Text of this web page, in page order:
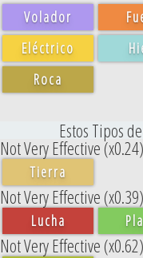
Volador
Eléctrico
Roca
Estos Tipos
Not Very Effective (x0.24)
Tierra
Not Very Effective (x0.39)
Lucha
Not Very Effective (x0.62)